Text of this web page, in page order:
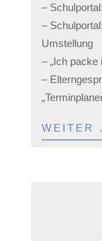
07-
08
–
–
Umstellung
– „Ich
–
WEITER